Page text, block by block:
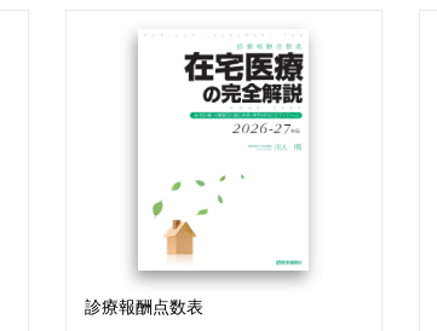
診療報酬点数表